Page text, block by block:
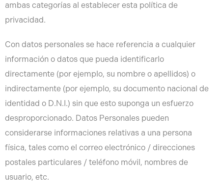
ambas categorías al establecer esta política de
privacidad.
Con datos personales se hace referencia a cualquier
información o datos que pueda identificarlo
directamente (por ejemplo, su nombre o apellidos) o
indirectamente (por ejemplo, su documento nacional de
identidad o D.N.I.) sin que esto suponga un esfuerzo
desproporcionado. Datos Personales pueden
considerarse informaciones relativas a una persona
física, tales como el correo electrónico / direcciones
postales particulares / teléfono móvil, nombres de
usuario, etc.